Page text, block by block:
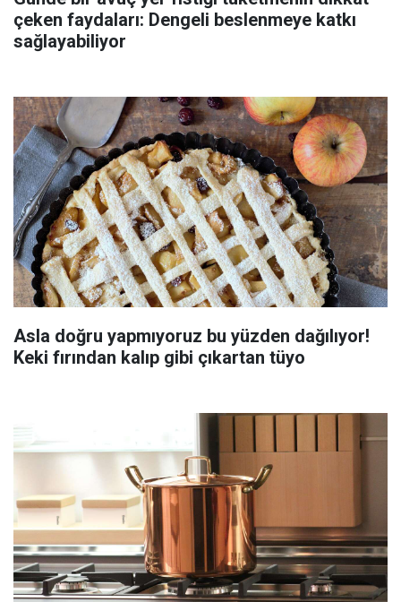
çeken faydaları: Dengeli beslenmeye katkı
sağlayabiliyor
Asla doğru yapmıyoruz bu yüzden dağılıyor!
Keki fırından kalıp gibi çıkartan tüyo